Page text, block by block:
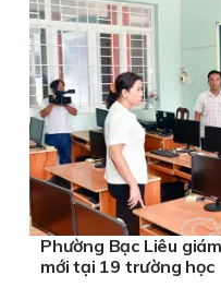
Phường Bạc Liêu
mới tại 19 trường học